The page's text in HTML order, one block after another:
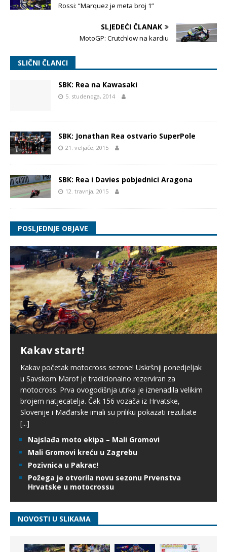
Rossi: “Marquez je meta broj 1”
SLJEDEĆI ČLANAK
MotoGP: Crutchlow na kardiu
SLIČNI ČLANCI
SBK: Rea na Kawasaki
5. studenoga, 2014
SBK: Jonathan Rea ostvario SuperPole
21. veljače, 2015
SBK: Rea i Davies pobjednici Aragona
12. travnja, 2015
POSLJEDNJE OBJAVE
Kakav start!
Kakav početak motocross sezone! Uskršnji ponedjeljak
u Savskom Marof je tradicionalno rezerviran za
motocross. Prva ovogodišnja utrka je iznenadila velikim
brojem natjecatelja. Čak 156 vozača iz Hrvatske,
Slovenije i Mađarske imali su priliku pokazati rezultate
[...]
Najslađa moto ekipa – Mali Gromovi
Mali Gromovi kreću u Zagrebu
Pozivnica u Pakrac!
Požega je otvorila novu sezonu Prvenstva
Hrvatske u motocrossu
NOVOSTI U SLIKAMA